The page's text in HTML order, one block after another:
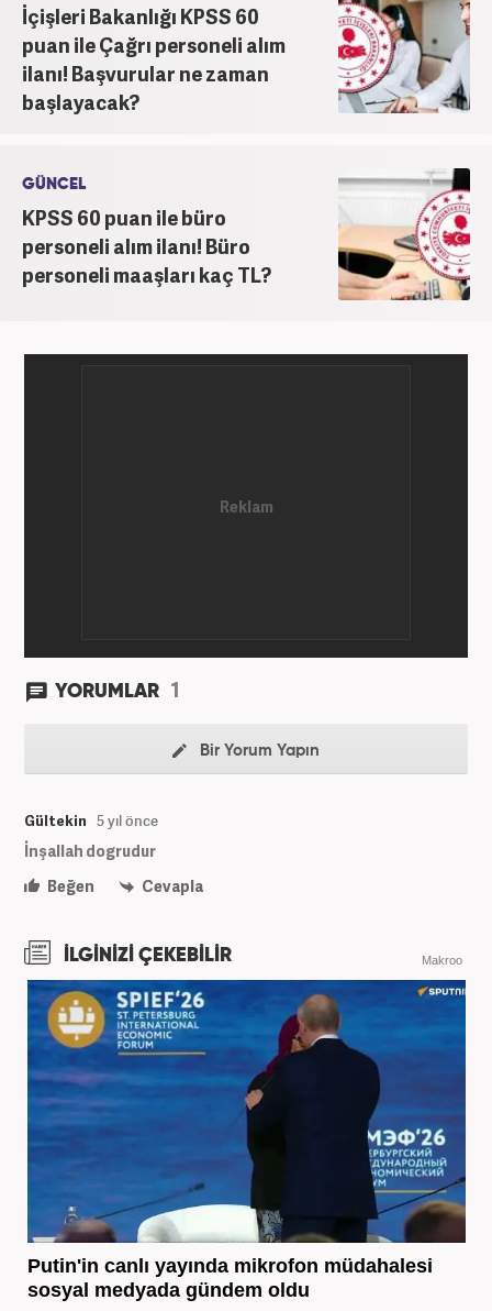
İçişleri Bakanlığı KPSS 60
puan ile Çağrı personeli alım
ilanı! Başvurular ne zaman
başlayacak?
GÜNCEL
KPSS 60 puan ile büro
personeli alım ilanı! Büro
personeli maaşları kaç TL?
YORUMLAR 1
Bir Yorum Yapın
Gültekin 5 yıl önce
İnşallah dogrudur
Beğen
Cevapla
İLGİNİZİ ÇEKEBİLİR Makroo
Putin'in canlı yayında mikrofon müdahalesi
sosyal medyada gündem oldu